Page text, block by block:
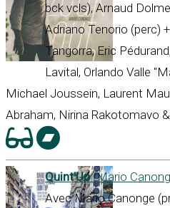
bck vcls), Arnaud
Adriano Tenorio (perc)
Tangorra, Eric
Lavital, Orlando Valle
Michael Joussein, Laurent
Abraham, Nirina Rakotomavo
Quint'Up(Mario
Avec Mario Canonge